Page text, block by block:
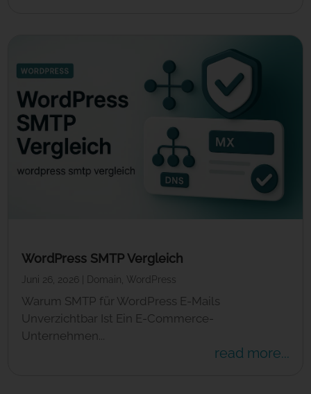
WordPress SMTP Vergleich
Juni 26, 2026 Domain WordPress
Warum SMTP für WordPress E-Mails
Unverzichtbar Ist Ein E-Commerce-
Unternehmen...
read more...